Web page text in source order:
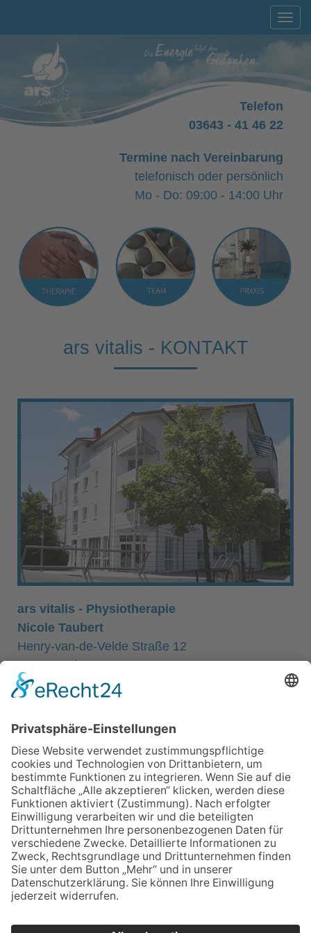
Telefon
03643 - 41 46 22
Termine nach Vereinbarung
telefonisch oder persönlich
Mo - Do: 09:00 - 14:00 Uhr
ars vitalis - KONTAKT
ars vitalis - Physiotherapie
Nicole Taubert
Henry-van-de-Velde Straße 12
99425 Weimar
Email
Telefon
03643 - 41 46 22